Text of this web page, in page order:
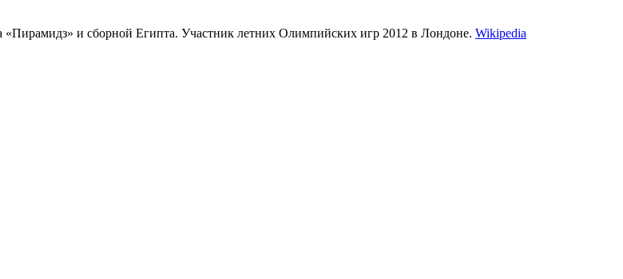
и сборной Египта. Участник летних Олимпийских игр 2012 в Лондоне. Wikipedia